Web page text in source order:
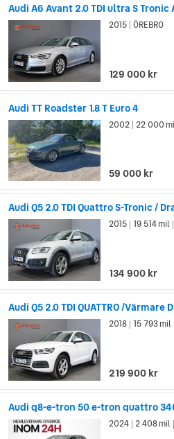
Audi A6 Avant 2.0 TDI ultra S
2015 ÖREBRO
129 000 kr
Audi TT Roadster 1.8 T Euro 4
2002 22 000
59 000 kr
Audi Q5 2.0 TDI Quattro S-Tronic /
2015 19 514 mil
134 900 kr
Audi Q5 2.0 TDI QUATTRO /Värmare
2018 15 793 mil
219 900 kr
Audi q8-e-tron 50 e-tron quattro
2024 2 408 mil